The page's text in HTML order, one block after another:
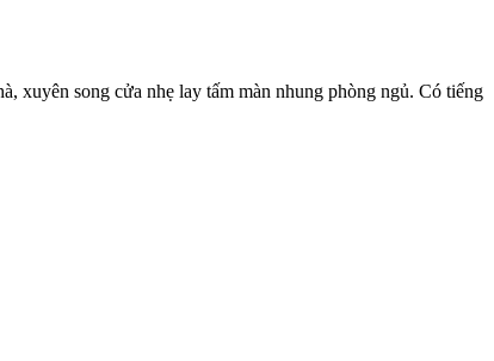
xuyên song cửa nhẹ lay tấm màn nhung phòng ngủ. Có tiếng